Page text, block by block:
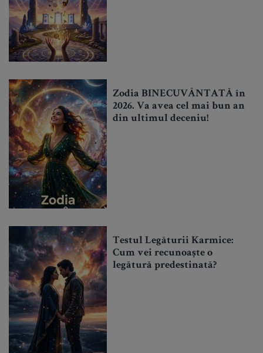
Zodia BINECUVÂNTATĂ în
2026. Va avea cel mai bun an
din ultimul deceniu!
Testul Legăturii Karmice:
Cum vei recunoaște o
legătură predestinată?